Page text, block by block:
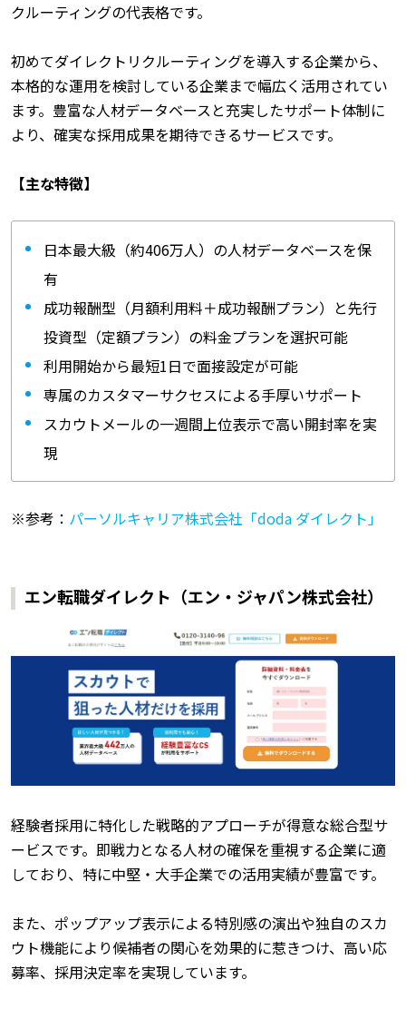
クルーティングの代表格です。
初めてダイレクトリクルーティングを導入する企業から、
本格的な運用を検討している企業まで幅広く活用されてい
ます。豊富な人材データベースと充実したサポート体制に
より、確実な採用成果を期待できるサービスです。
【主な特徴】
日本最大級（約406万人）の人材データベースを保
有
成功報酬型（月額利用料＋成功報酬プラン）と先行
投資型（定額プラン）の料金プランを選択可能
利用開始から最短1日で面接設定が可能
専属のカスタマーサクセスによる手厚いサポート
スカウトメールの一週間上位表示で高い開封率を実
現
※参考： パーソルキャリア株式会社「doda ダイレクト」
エン転職ダイレクト（エン・ジャパン株式会社）
経験者採用に特化した戦略的アプローチが得意な総合型サ
ービスです。即戦力となる人材の確保を重視する企業に適
しており、特に中堅・大手企業での活用実績が豊富です。
また、ポップアップ表示による特別感の演出や独自のスカ
ウト機能により候補者の関心を効果的に惹きつけ、高い応
募率、採用決定率を実現しています。